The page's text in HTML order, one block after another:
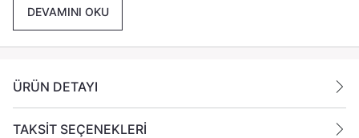
DEVAMINI OKU
ÜRÜN DETAYI
TAKSİT SEÇENEKLERİ